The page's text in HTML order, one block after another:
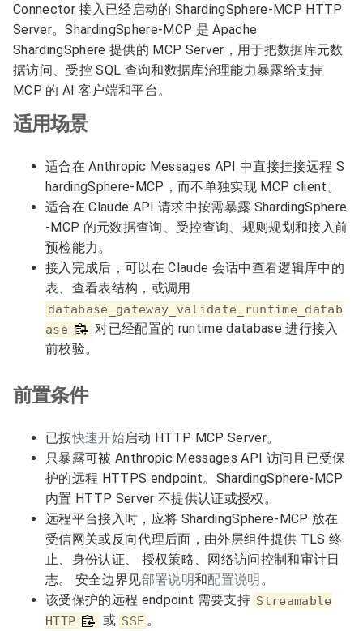
Connector 接入已经启动的 ShardingSphere-MCP HTTP
Server。ShardingSphere-MCP 是 Apache
ShardingSphere 提供的 MCP Server，用于把数据库元数
据访问、受控 SQL 查询和数据库治理能力暴露给支持
MCP 的 AI 客户端和平台。
适用场景
适合在 Anthropic Messages API 中直接挂接远程 S
hardingSphere-MCP，而不单独实现 MCP client。
适合在 Claude API 请求中按需暴露 ShardingSphere
-MCP 的元数据查询、受控查询、规则规划和接入前
预检能力。
接入完成后，可以在 Claude 会话中查看逻辑库中的
表、查看表结构，或调用
database_gateway_validate_runtime_datab
ase
对已经配置的 runtime database 进行接入
前校验。
前置条件
已按快速开始启动 HTTP MCP Server。
只暴露可被 Anthropic Messages API 访问且已受保
护的远程 HTTPS endpoint。ShardingSphere-MCP
内置 HTTP Server 不提供认证或授权。
远程平台接入时，应将 ShardingSphere-MCP 放在
受信网关或反向代理后面，由外层组件提供 TLS 终
止、身份认证、 授权策略、网络访问控制和审计日
志。 安全边界见部署说明和配置说明。
该受保护的远程 endpoint 需要支持 Streamable
HTTP
或 SSE 。